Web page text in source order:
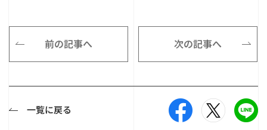
前の記事へ 次の記事へ
一覧に戻る